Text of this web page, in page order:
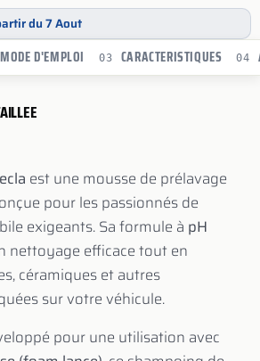
du 7 Aout
MODE D'EMPLOI 03 CARACTERISTIQUES 04
est une mousse de prélavage
pour les passionnés de
exigeants. Sa formule à pH
nettoyage efficace tout en
céramiques et autres
sur votre véhicule.
pour une utilisation avec